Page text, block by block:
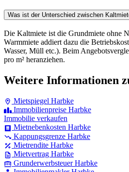
Was ist der Unterschied zwischen
Die Kaltmiete ist die Grundmiete ohne
Warmmiete addiert dazu die
Wasser, Müll etc.). Beim
pro m² heranziehen.
Weitere Informationen
Mietspiegel Harbke
Immobilienpreise Harbke
Immobilie verkaufen
Mietnebenkosten Harbke
Kappungsgrenze Harbke
Mietrendite Harbke
Mietvertrag Harbke
Grunderwerbsteuer Harbke